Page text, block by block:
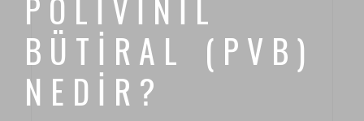
POLIVINIL
BÜTIRAL (PVB)
NEDIR?